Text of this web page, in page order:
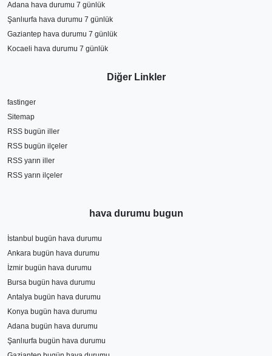
Adana hava durumu 7 günlük
Şanlıurfa hava durumu 7 günlük
Gaziantep hava durumu 7 günlük
Kocaeli hava durumu 7 günlük
Diğer Linkler
fastinger
Sitemap
RSS bugün iller
RSS bugün ilçeler
RSS yarın iller
RSS yarın ilçeler
hava durumu bugun
İstanbul bugün hava durumu
Ankara bugün hava durumu
İzmir bugün hava durumu
Bursa bugün hava durumu
Antalya bugün hava durumu
Konya bugün hava durumu
Adana bugün hava durumu
Şanlıurfa bugün hava durumu